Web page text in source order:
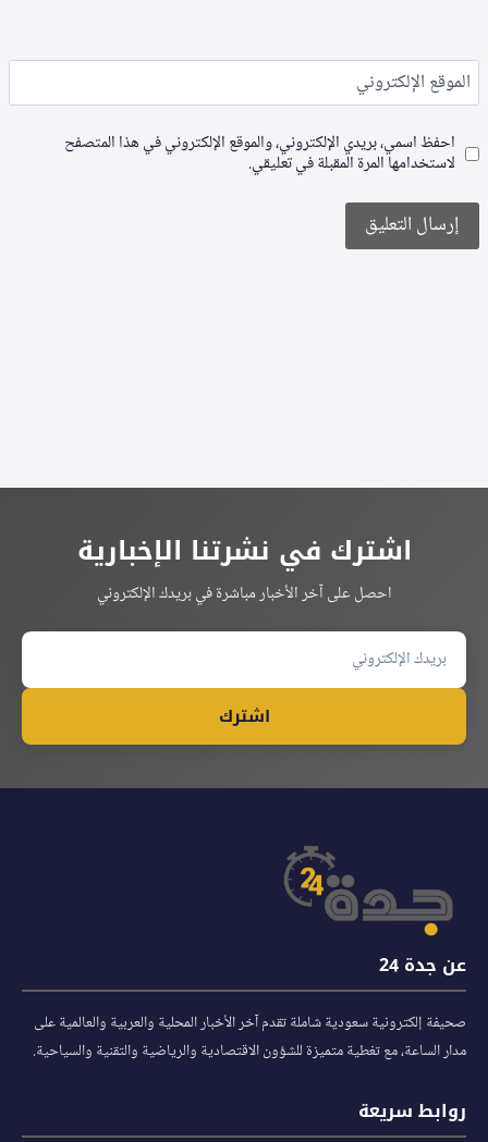
الموقع الإلكتروني
احفظ اسمي، بريدي الإلكتروني، والموقع الإلكتروني في هذا المتصفح
لاستخدامها المرة المقبلة في تعليقي.
اشترك في نشرتنا الإخبارية
احصل على آخر الأخبار مباشرة في بريدك الإلكتروني
اشترك
عن جدة 24
صحيفة إلكترونية سعودية شاملة تقدم آخر الأخبار المحلية والعربية والعالمية على
مدار الساعة، مع تغطية متميزة للشؤون الاقتصادية والرياضية والتقنية والسياحية.
روابط سريعة